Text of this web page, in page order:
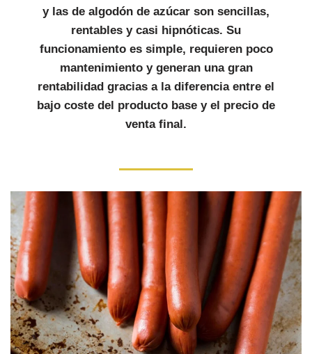
y las de algodón de azúcar son sencillas,
rentables y casi hipnóticas. Su
funcionamiento es simple, requieren poco
mantenimiento y generan una gran
rentabilidad gracias a la diferencia entre el
bajo coste del producto base y el precio de
venta final.